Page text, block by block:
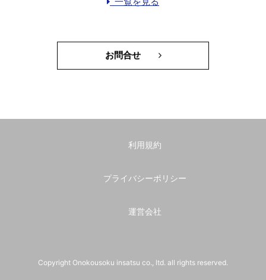
お問合せ
利用規約
プライバシーポリシー
運営会社
Copyright Onokousoku insatsu co., ltd. all rights reserved.